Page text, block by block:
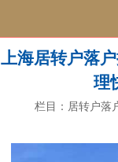
上海居转户落
理
栏目： 居转户落